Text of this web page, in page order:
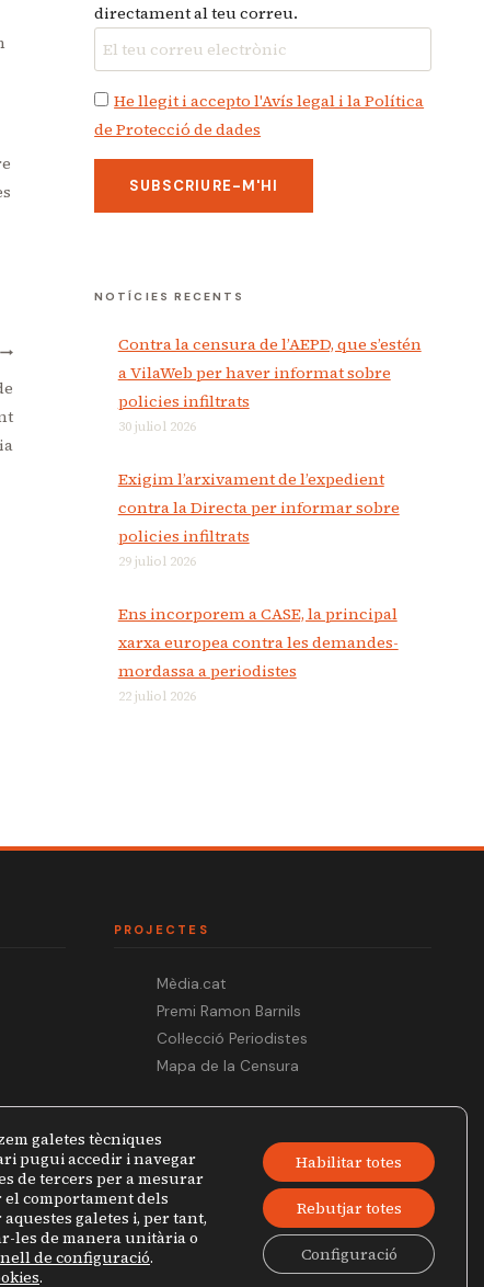
directament al teu correu.
He llegit i accepto l'Avís legal i la Política
de Protecció de dades
NOTÍCIES RECENTS
Contra la censura de l’AEPD, que s’estén
a VilaWeb per haver informat sobre
policies infiltrats
30 juliol 2026
Exigim l’arxivament de l’expedient
contra la Directa per informar sobre
policies infiltrats
29 juliol 2026
Ens incorporem a CASE, la principal
xarxa europea contra les demandes-
mordassa a periodistes
22 juliol 2026
PROJECTES
Mèdia.cat
Premi Ramon Barnils
Col·lecció Periodistes
Mapa de la Censura
Política de privacitat Avís legal
galetes tècniques
pugui accedir i navegar
de tercers per a mesurar
comportament dels
galetes i, per tant,
les de manera unitària o
de configuració.
.
Habilitar totes
Rebutjar totes
Configuració